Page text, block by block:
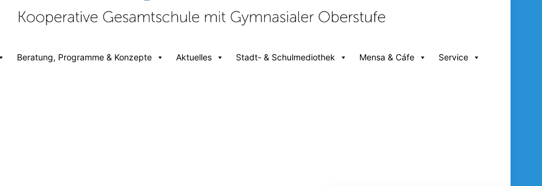
Beratung, Programme & Konzepte Aktuelles Stadt- & Schulmediothek Mensa & Cáfe Service